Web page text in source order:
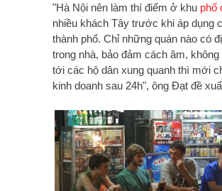
"Hà Nội nên làm thí điểm ở khu phố
nhiều khách Tây trước khi áp dụng
thành phố. Chỉ những quán nào có
trong nhà, bảo đảm cách âm,
tới các hộ dân xung quanh thì mới
kinh doanh sau 24h", ông Đạt đề